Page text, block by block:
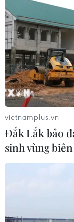
05/08/2026 13:31
Bế mạc
Lan tỏa tinh
phát triển
05/08/2026 12:58
vietnamplus.vn
Đắk Lắk bảo
sinh vùng biên